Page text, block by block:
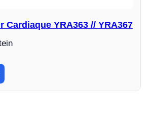
Cardiaque YRA363 // YRA367